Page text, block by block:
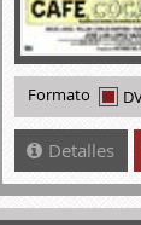
Formato
Detalles